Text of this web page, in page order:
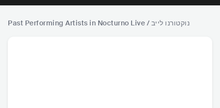
Past Performing Artists in Nocturno Live / נוקטורנו לייב